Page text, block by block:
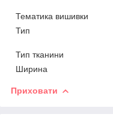
Тематика вишивки
Тип
Тип тканини
Ширина
Приховати